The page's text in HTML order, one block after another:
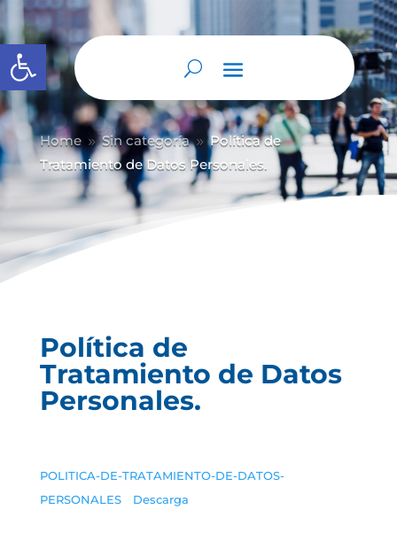
Abrir barra de herramientas
Home 9 Sin categoría 9 Política de
Tratamiento de Datos Personales.
Política de
Tratamiento de Datos
Personales.
POLITICA-DE-TRATAMIENTO-DE-DATOS-
PERSONALES
Descarga